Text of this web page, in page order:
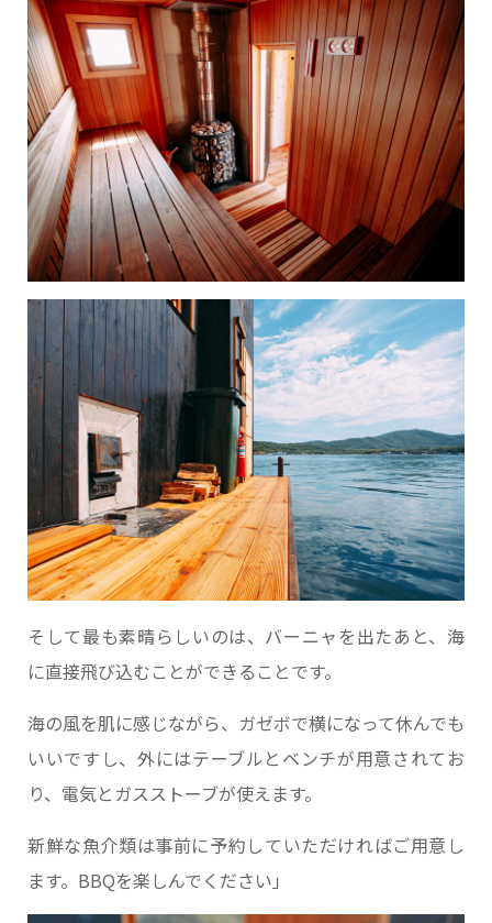
そして最も素晴らしいのは、バーニャを出たあと、海
に直接飛び込むことができることです。
海の風を肌に感じながら、ガゼボで横になって休んでも
いいですし、外にはテーブルとベンチが用意されてお
り、電気とガスストーブが使えます。
新鮮な魚介類は事前に予約していただければご用意し
ます。BBQを楽しんでください」